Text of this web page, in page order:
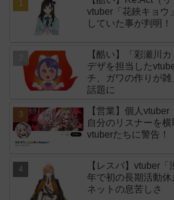
vtuber「花鋏キョウ
していた事が判明！
【酷い】「彩瀬川
デザを担当した
チ、ガワの作りが
話題に
【営業】個人
自分のリスナーを
vtuberたちに警告！
【レスバ】vtuber
年で初の長期活動
ネットの息苦しさ